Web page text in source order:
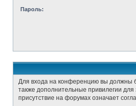
Пароль:
Для входа на конференцию вы должны
также дополнительные привилегии
присутствие на форумах означает